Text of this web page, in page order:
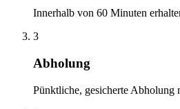
Innerhalb von 60 Minuten
3
Abholung
Pünktliche, gesicherte Abholung